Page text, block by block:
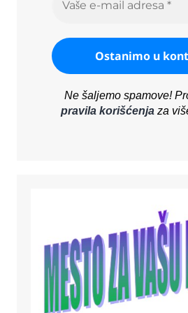
Ne šaljemo spamove!
pravila korišćenjaza